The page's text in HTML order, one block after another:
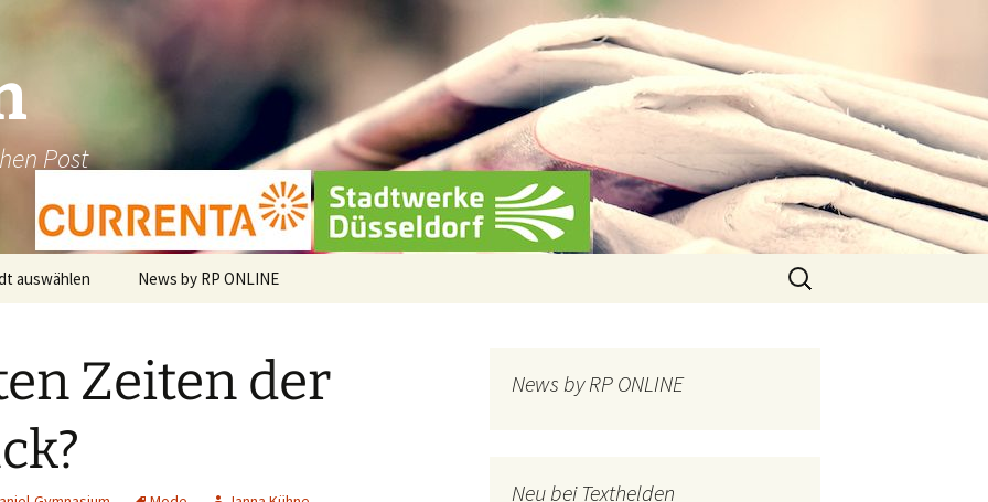
Post
auswählen
Hau
News by RP ONLINE
Suchen
nach:
Zeiten der
News by RP ONLINE
Neu bei Texthelden